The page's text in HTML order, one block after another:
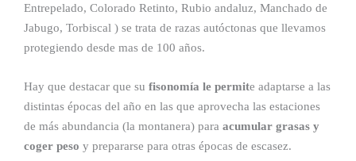
Entrepelado, Colorado Retinto, Rubio andaluz, Manchado de
Jabugo, Torbiscal ) se trata de razas autóctonas que llevamos
protegiendo desde mas de 100 años.
Hay que destacar que su fisonomía le permite adaptarse a las
distintas épocas del año en las que aprovecha las estaciones
de más abundancia (la montanera) para acumular grasas y
coger peso y prepararse para otras épocas de escasez.